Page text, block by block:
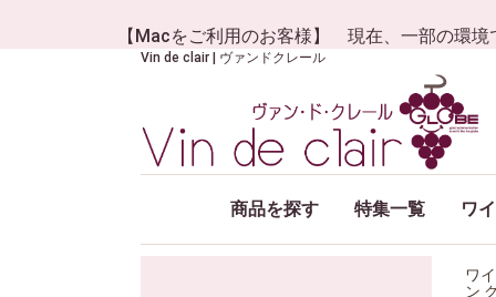
【Macをご利用のお客様】 現在、一部の環境
Vin de clair | ヴァンドクレール
商品を探す 特集一覧 ワ
ワ
ン